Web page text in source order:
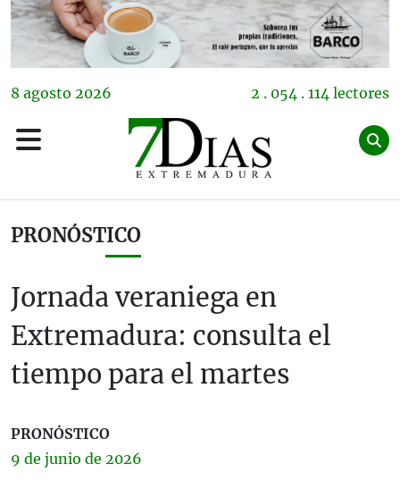
8 agosto 2026 2 . 054 . 114 lectores
PRONÓSTICO
Jornada veraniega en
Extremadura: consulta el
tiempo para el martes
PRONÓSTICO
9 de junio de 2026